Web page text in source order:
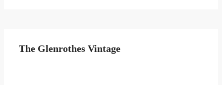
The Glenrothes Vintage